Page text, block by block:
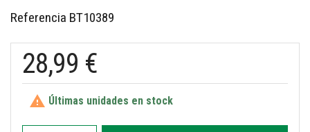
Referencia BT10389
28,99 €
 Últimas unidades en stock